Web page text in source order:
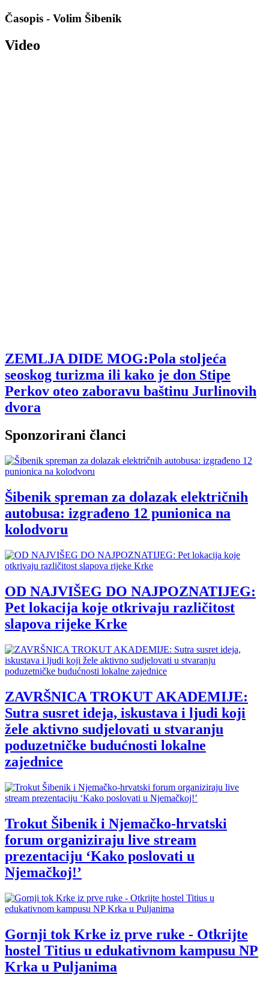
Časopis - Volim Šibenik
Video
ZEMLJA DIDE MOG:Pola stoljeća
seoskog turizma ili kako je don Stipe
Perkov oteo zaboravu baštinu Jurlinovih
dvora
Sponzorirani članci
Šibenik spreman za dolazak električnih
autobusa: izgrađeno 12 punionica na
kolodvoru
OD NAJVIŠEG DO NAJPOZNATIJEG:
Pet lokacija koje otkrivaju različitost
slapova rijeke Krke
ZAVRŠNICA TROKUT AKADEMIJE:
Sutra susret ideja, iskustava i ljudi koji
žele aktivno sudjelovati u stvaranju
poduzetničke budućnosti lokalne
zajednice
Trokut Šibenik i Njemačko-hrvatski
forum organiziraju live stream
prezentaciju ‘Kako poslovati u
Njemačkoj!’
Gornji tok Krke iz prve ruke - Otkrijte
hostel Titius u edukativnom kampusu NP
Krka u Puljanima